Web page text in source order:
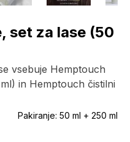
set za lase (50
vsebuje Hemptouch
in Hemptouch čistilni
Pakiranje: 50 ml + 250 ml